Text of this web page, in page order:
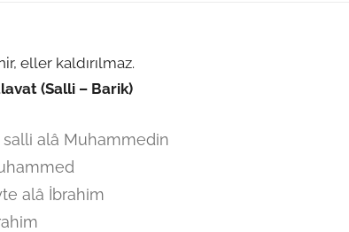
eller kaldırılmaz.
(Salli – Barik)
alâ Muhammedin
alâ İbrahim